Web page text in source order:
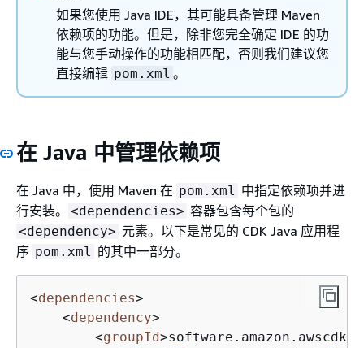
如果您使用 Java IDE，其可能具备管理 Maven
依赖项的功能。但是，除非您完全确定 IDE 的功
能与您手动操作的功能相匹配，否则我们建议您
直接编辑 pom.xml 。
在 Java 中管理依赖项
在 Java 中，使用 Maven 在 pom.xml 中指定依赖项并进
行安装。
<dependencies> 容器包含每个包的
<dependency> 元素。以下是常见的 CDK Java 应用程
序 pom.xml 的其中一部分。
<dependencies>
<dependency>
<groupId>software.amazon.awscdk